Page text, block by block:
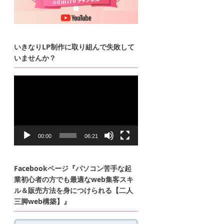
いきなりLP制作に取り組んで失敗して
いませんか？
動
00:00 06:21
Facebookページ『パソコン苦手な起
業初心者の方でも最適なweb集客スキ
ル＆販売方法を身につけられる【二人
三脚web構築】』